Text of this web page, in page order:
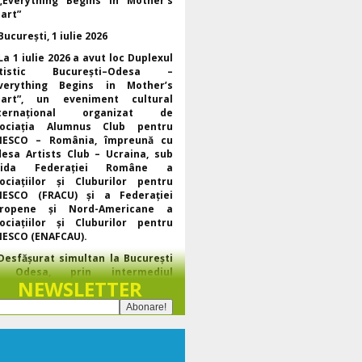
1 iulie 2026
1 iulie 2026 a avut loc Duplexul
București–Odesa –
Begins in Mother’s
un eveniment cultural
organizat de
Alumnus Club pentru
– România, împreună cu
Artists Club – Ucraina, sub
Federației Române a
și Cluburilor pentru
(FRACU) și a Federației
și Nord-Americane a
și Cluburilor pentru
(ENAFCAU).
simultan la București
Odesa, prin intermediul
Webex, evenimentul a
reprezentanți ai UNESCO, ai
regionale și mondiale
mișcării cluburilor pentru
NEWSLETTER